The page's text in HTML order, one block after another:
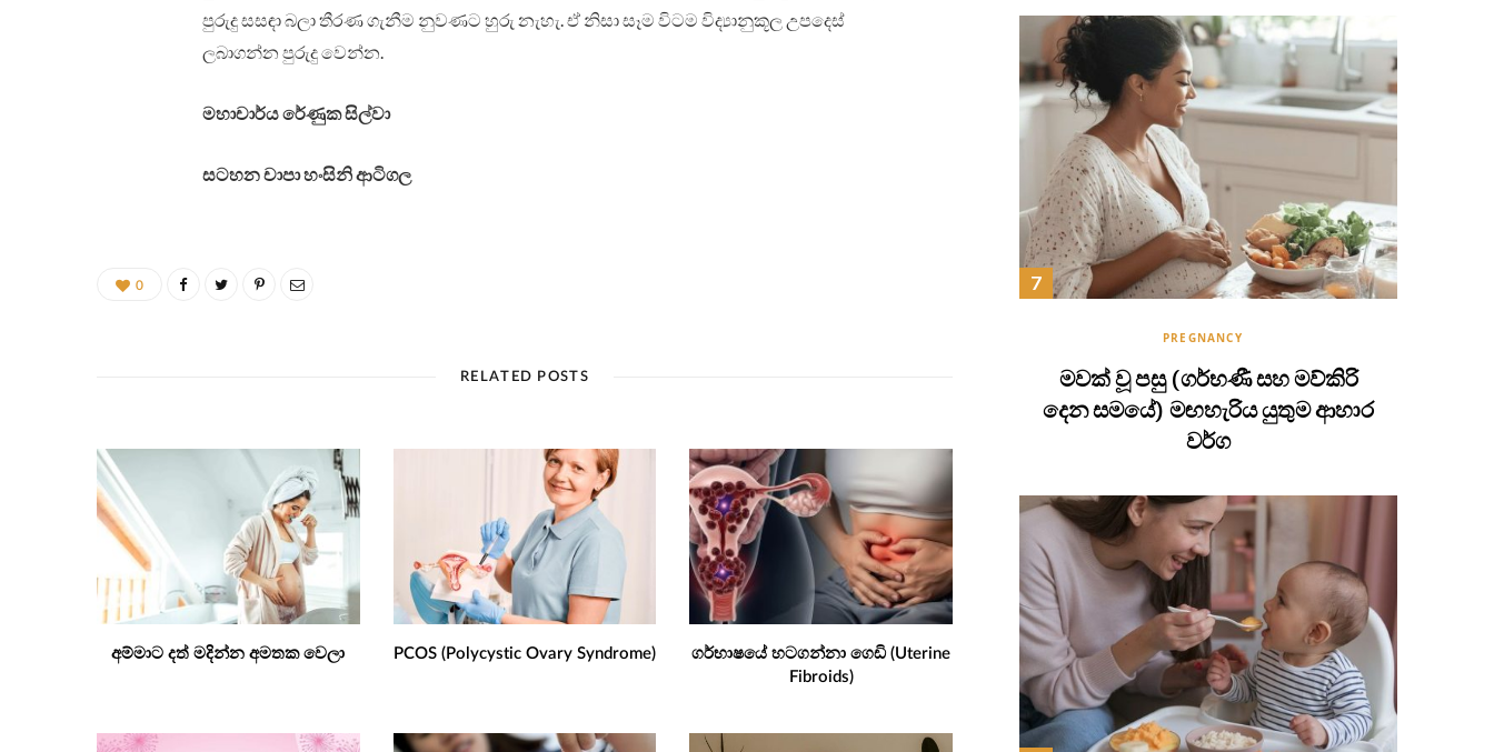
පුරුදු සසඳා බලා තීරණ ගැනීම නුවණට හුරු නැහැ. ඒ නිසා සෑම විටම විද්‍යානුකූල උපදෙස්
ලබාගන්න පුරුදු වෙන්න.
මහාචාර්ය රේණුක සිල්වා
සටහන චාපා හංසිනි ආටිගල
0
RELATED POSTS
අම්මාට දත් මදින්න අමතක වෙලා PCOS (Polycystic Ovary Syndrome)
ගර්භාෂයේ හටගන්නා ගෙඩි (Uterine
Fibroids)
PREGNANCY
මවක් වූ පසු (ගර්භණී සහ මව්කිරි
දෙන සමයේ) මඟහැරිය යුතුම ආහාර
වර්ග